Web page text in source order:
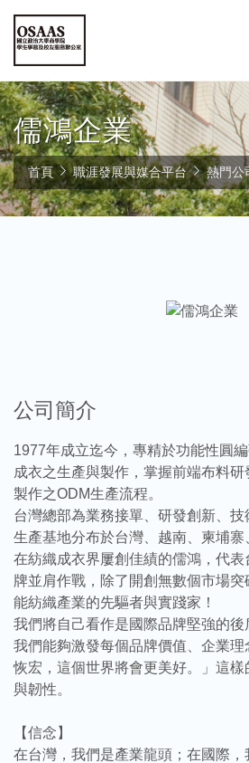
儒鴻企業
首頁 職涯發展與媒合平台 熱門公
公司簡介
1977年成立迄今，專精於功能性圓
成衣之生產與製作，掌握前端布料
製作之ODM生產流程。
台灣總部為業務接單、研發創新、技
生產基地分布於台灣、越南、柬埔寨
在紡織成衣界屢創佳績的儒鴻，代
牌並肩作戰，除了開創無數個市場
能紡織產業的先驅者與實踐家！
我們將自己看作是國際品牌堅強的
我們能夠激發每個品牌價值、企業
恢宏，這個世界將會更美好。」這
與韌性。
【信念】
在台灣，我們是產業龍頭；在國際